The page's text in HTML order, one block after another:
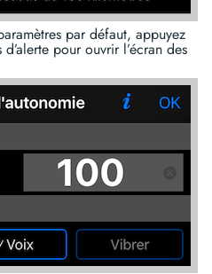
par défaut, appuyez
pour ouvrir l’écran des